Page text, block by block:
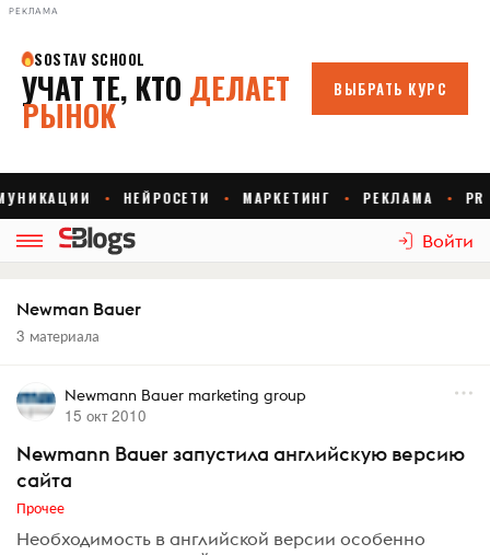
РЕКЛАМА
Войти
Newman Bauer
3 материала
Newmann Bauer marketing group
15 окт 2010
Newmann Bauer запустила английскую версию
сайта
Прочее
Необходимость в английской версии особенно